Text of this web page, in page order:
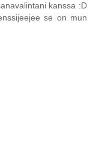
kanssa :D
se on mun